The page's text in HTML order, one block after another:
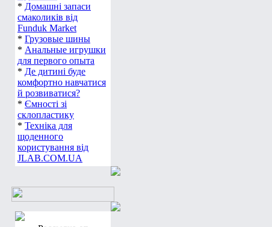
* Домашні запаси
смаколиків від
Funduk Market
* Грузовые шины
* Анальные игрушки
для первого опыта
* Де дитині буде
комфортно навчатися
й розвиватися?
* Ємності зі
склопластику
* Техніка для
щоденного
користування від
JLAB.COM.UA